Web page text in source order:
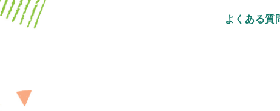
よくある質